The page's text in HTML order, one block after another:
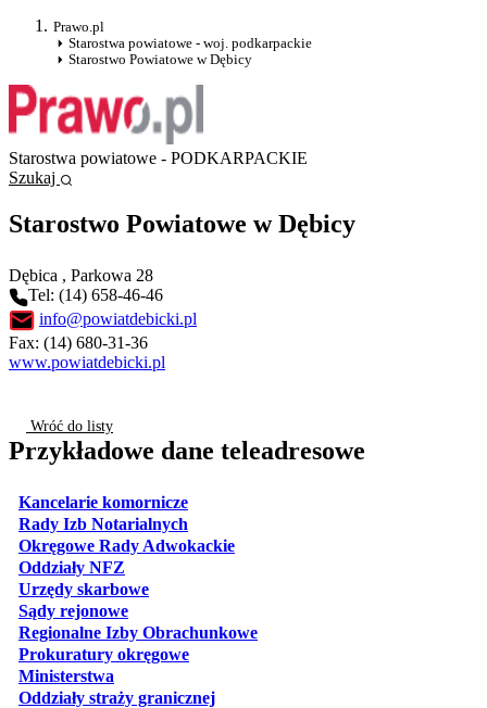
Prawo.pl
Starostwa powiatowe - woj. podkarpackie
Starostwo Powiatowe w Dębicy
Starostwa powiatowe - PODKARPACKIE
Szukaj
Starostwo Powiatowe w Dębicy
Dębica , Parkowa 28
Tel: (14) 658-46-46
info@powiatdebicki.pl
Fax: (14) 680-31-36
www.powiatdebicki.pl
Wróć do listy
Przykładowe dane teleadresowe
Kancelarie komorniczeotwiera się w nowej karcie
Rady Izb Notarialnych
Okręgowe Rady Adwokackieotwiera się w nowej karcie
Oddziały NFZ
Urzędy skarboweotwiera się w nowej karcie
Sądy rejonoweotwiera się w nowej karcie
Regionalne Izby Obrachunkoweotwiera się w nowej karcie
Prokuratury okręgoweotwiera się w nowej karcie
Ministerstwa
Oddziały straży granicznejotwiera się w nowej karcie